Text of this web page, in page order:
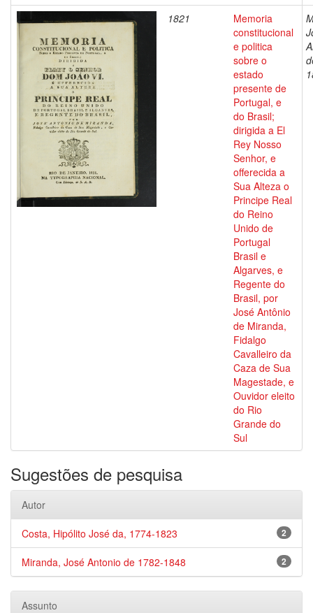
1821
Memoria
constitucional
e politica
sobre o
estado
presente de
Portugal, e
do Brasil;
dirigida a El
Rey Nosso
Senhor, e
offerecida a
Sua Alteza o
Principe Real
do Reino
Unido de
Portugal
Brasil e
Algarves, e
Regente do
Brasil, por
José Antônio
de Miranda,
Fidalgo
Cavalleiro da
Caza de Sua
Magestade, e
Ouvidor eleito
do Rio
Grande do
Sul
Sugestões de pesquisa
Autor
2
Costa, Hipólito José da, 1774-1823
2
Miranda, José Antonio de 1782-1848
Assunto